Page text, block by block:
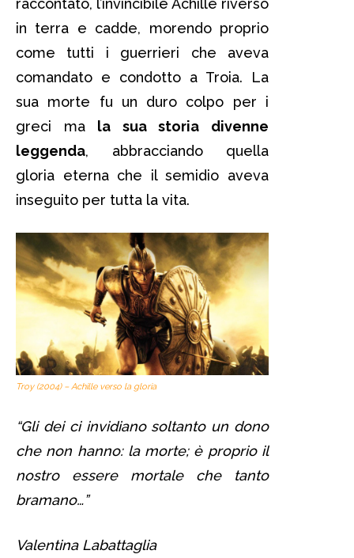
raccontato, l’invincibile Achille riversò
in terra e cadde, morendo proprio
come tutti i guerrieri che aveva
comandato e condotto a Troia. La
sua morte fu un duro colpo per i
greci ma la sua storia divenne
leggenda, abbracciando quella
gloria eterna che il semidio aveva
inseguito per tutta la vita.
Troy (2004) – Achille verso la gloria
“Gli dei ci invidiano soltanto un dono
che non hanno: la morte; è proprio il
nostro essere mortale che tanto
bramano…”
Valentina Labattaglia